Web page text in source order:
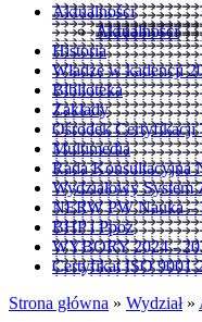
Aktualności
Aktualności
Historia
Władze w kadencji
Biblioteka
Zakłady
Ośrodek Certyfikacji
Multimedia
Rada Konsultacyjna
Wydziałowy System
NERW PW Nauka –
BHP i Ppoż
WYBORY 2024 -
Certyfikat ISO
Strona główna » Wydział »